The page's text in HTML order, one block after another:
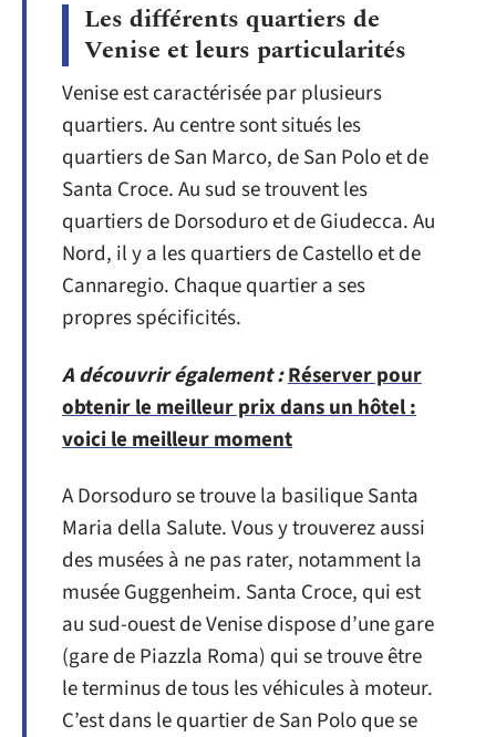
Les différents quartiers de
Venise et leurs particularités
Venise est caractérisée par plusieurs
quartiers. Au centre sont situés les
quartiers de San Marco, de San Polo et de
Santa Croce. Au sud se trouvent les
quartiers de Dorsoduro et de Giudecca. Au
Nord, il y a les quartiers de Castello et de
Cannaregio. Chaque quartier a ses
propres spécificités.
A découvrir également :Réserver pour
obtenir le meilleur prix dans un hôtel :
voici le meilleur moment
A Dorsoduro se trouve la basilique Santa
Maria della Salute. Vous y trouverez aussi
des musées à ne pas rater, notamment la
musée Guggenheim. Santa Croce, qui est
au sud-ouest de Venise dispose d’une gare
(gare de Piazzla Roma) qui se trouve être
le terminus de tous les véhicules à moteur.
C’est dans le quartier de San Polo que se